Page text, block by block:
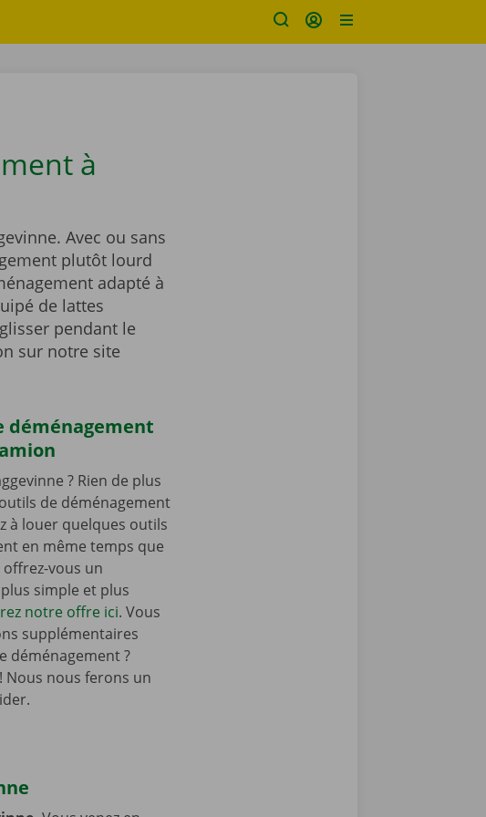
à
Avec ou sans
plutôt lourd
adapté à
de lattes
pendant le
sur notre site
déménagement
? Rien de plus
de déménagement
à louer quelques outils
en même temps que
vous un
simple et plus
notre offre ici. Vous
supplémentaires
déménagement ?
! Nous nous ferons un